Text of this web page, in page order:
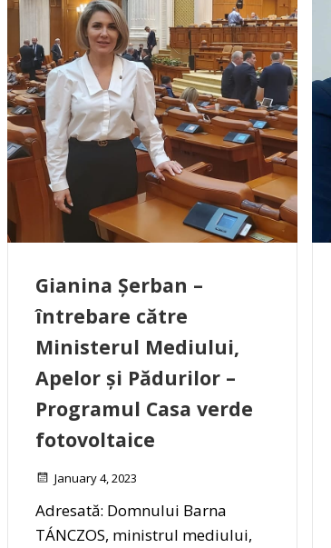
Gianina Șerban –
întrebare către
Ministerul Mediului,
Apelor și Pădurilor –
Programul Casa verde
fotovoltaice
January 4, 2023
Adresată: Domnului Barna
TÁNCZOS, ministrul mediului,